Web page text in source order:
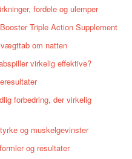
fordele og ulemper
Triple Action Supplement
om natten
virkelig effektive?
forbedring, der virkelig
og muskelgevinster
og resultater